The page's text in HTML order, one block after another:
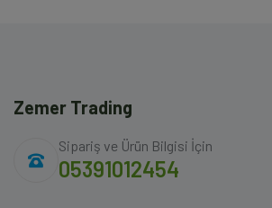
Zemer Trading
Sipariş ve Ürün Bilgisi İçin
05391012454